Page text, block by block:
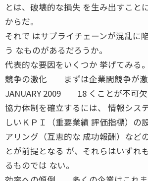
とは、破壊的な損失 を生み出すこと
からだ。
それで はサプライチェーンが混乱に
う なものがあるだろうか。
代表的な要因をいくつか 挙げてみる。
競争の激化 まずは企業間競争が激
JANUARY 2009 18 くことが不可欠
協力体制を確立するには、 情報シス
しいＫＰＩ（重要業績 評価指標）の
アリング（互恵的な 成功報酬）など
とが前提となる が、それらはいずれ
るものでは ない。